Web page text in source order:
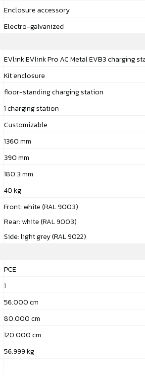
Enclosure accessory
Electro-galvanized
EVlink EVlink Pro AC Metal EVB3 charging
Kit enclosure
floor-standing charging station
1 charging station
Customizable
1360 mm
390 mm
180.3 mm
40 kg
Front: white (RAL 9003)
Rear: white (RAL 9003)
Side: light grey (RAL 9022)
PCE
1
56.000 cm
80.000 cm
120.000 cm
56.999 kg